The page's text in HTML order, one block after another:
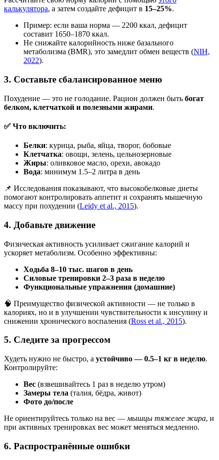
калькулятора, а затем создайте дефицит в 15–25%.
Пример: если ваша норма — 2200 ккал, дефицит
составит 1650–1870 ккал.
Не снижайте калорийность ниже базального
метаболизма (BMR), это замедлит обмен веществ (NIH,
2022).
3. Составьте сбалансированное меню
Похудение — это не голодание. Рацион должен быть богат
белком, клетчаткой и полезными жирами.
✅ Что включить:
Белки: курица, рыба, яйца, творог, бобовые
Клетчатка: овощи, зелень, цельнозерновые
Жиры: оливковое масло, орехи, авокадо
Вода: минимум 1.5–2 литра в день
📌 Исследования показывают, что высокобелковые диеты
помогают контролировать аппетит и сохранять мышечную
массу при похудении (Leidy et al., 2015).
4. Добавьте движение
Физическая активность усиливает сжигание калорий и
ускоряет метаболизм. Особенно эффективны:
Ходьба 8–10 тыс. шагов в день
Силовые тренировки 2–3 раза в неделю
Функциональные упражнения (домашние)
🧠 Преимущество физической активности — не только в
калориях, но и в улучшении чувствительности к инсулину и
снижении хронического воспаления (Ross et al., 2015).
5. Следите за прогрессом
Худеть нужно не быстро, а устойчиво — 0.5–1 кг в неделю.
Контролируйте:
Вес (взвешивайтесь 1 раз в неделю утром)
Замеры тела (талия, бёдра, живот)
Фото до/после
Не ориентируйтесь только на вес — мышцы тяжелее жира, и
при активных тренировках вес может меняться медленно.
6. Распространённые ошибки